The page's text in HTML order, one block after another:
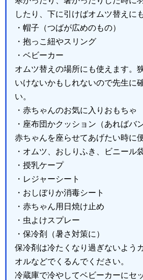
したり、下に引けばオムツ替えに
・帽子（つばが広めのもの）
・抱っこ紐やスリング
・ベビーカー
オムツ替えの場所にも使えます。
いけないかもしれないので先生に
い。
・赤ちゃんのお気に入りおもちゃ
・座布団かクッション（あればバ
赤ちゃんを座らせてあげたい時に
・オムツ、おしりふき、ビニール
・授乳ケープ
・レジャーシート
・おしぼりか消毒シート
・赤ちゃん用日焼け止め
・虫よけスプレー
・保冷剤（暑さ対策に）
保冷剤は冷たくなり過ぎないよう
オルなどでくるんでください。
冷蔵庫で冷やしてベビーカーにセ